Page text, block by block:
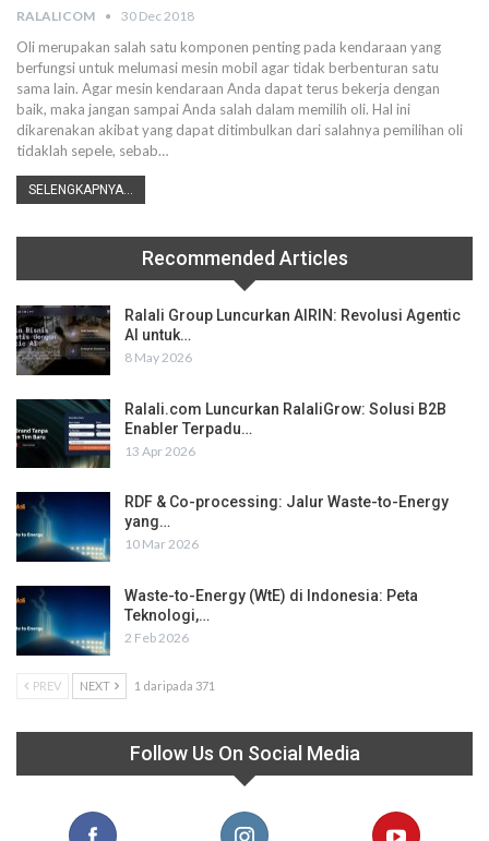
RALALICOM 30 Dec 2018
Oli merupakan salah satu komponen penting pada kendaraan yang
berfungsi untuk melumasi mesin mobil agar tidak berbenturan satu
sama lain. Agar mesin kendaraan Anda dapat terus bekerja dengan
baik, maka jangan sampai Anda salah dalam memilih oli. Hal ini
dikarenakan akibat yang dapat ditimbulkan dari salahnya pemilihan oli
tidaklah sepele, sebab…
SELENGKAPNYA...
Recommended Articles
Ralali Group Luncurkan AIRIN: Revolusi Agentic
AI untuk…
8 May 2026
Ralali.com Luncurkan RalaliGrow: Solusi B2B
Enabler Terpadu…
13 Apr 2026
RDF & Co-processing: Jalur Waste-to-Energy
yang…
10 Mar 2026
Waste-to-Energy (WtE) di Indonesia: Peta
Teknologi,…
2 Feb 2026
PREV NEXT 1 daripada 371
Follow Us On Social Media